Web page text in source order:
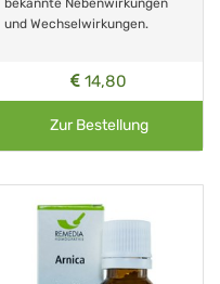
bekannte Nebenwirkungen
und Wechselwirkungen.
14,80
Zur Bestellung